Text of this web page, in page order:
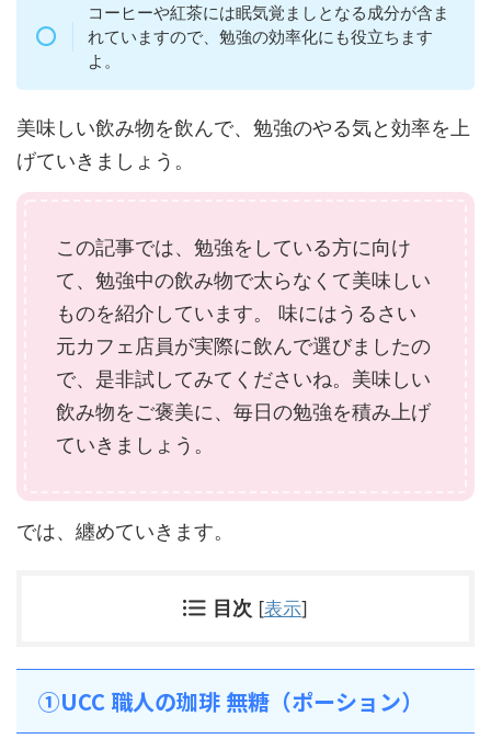
コーヒーや紅茶には眠気覚ましとなる成分が含ま
れていますので、勉強の効率化にも役立ちます
よ。
美味しい飲み物を飲んで、勉強のやる気と効率を上
げていきましょう。
この記事では、勉強をしている方に向け
て、勉強中の飲み物で太らなくて美味しい
ものを紹介しています。 味にはうるさい
元カフェ店員が実際に飲んで選びましたの
で、是非試してみてくださいね。美味しい
飲み物をご褒美に、毎日の勉強を積み上げ
ていきましょう。
では、纏めていきます。
目次 [表示]
①UCC 職人の珈琲 無糖（ポーション）